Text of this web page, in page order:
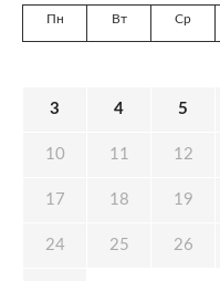
Пн Вт Ср
3 4 5
10 11 12
17 18 19
24 25 26